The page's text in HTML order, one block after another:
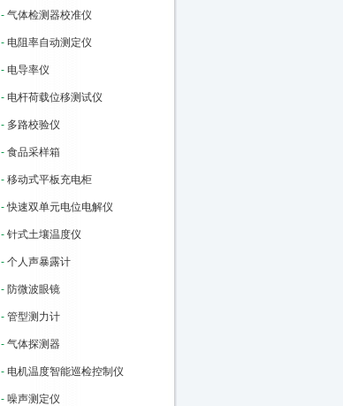
- 气体检测器校准仪
- 电阻率自动测定仪
- 电导率仪
- 电杆荷载位移测试仪
- 多路校验仪
- 食品采样箱
- 移动式平板充电柜
-快速双单元电位电解仪
- 针式土壤温度仪
- 个人声暴露计
- 防微波眼镜
- 管型测力计
- 气体探测器
- 电机温度智能巡检控制仪
- 噪声测定仪